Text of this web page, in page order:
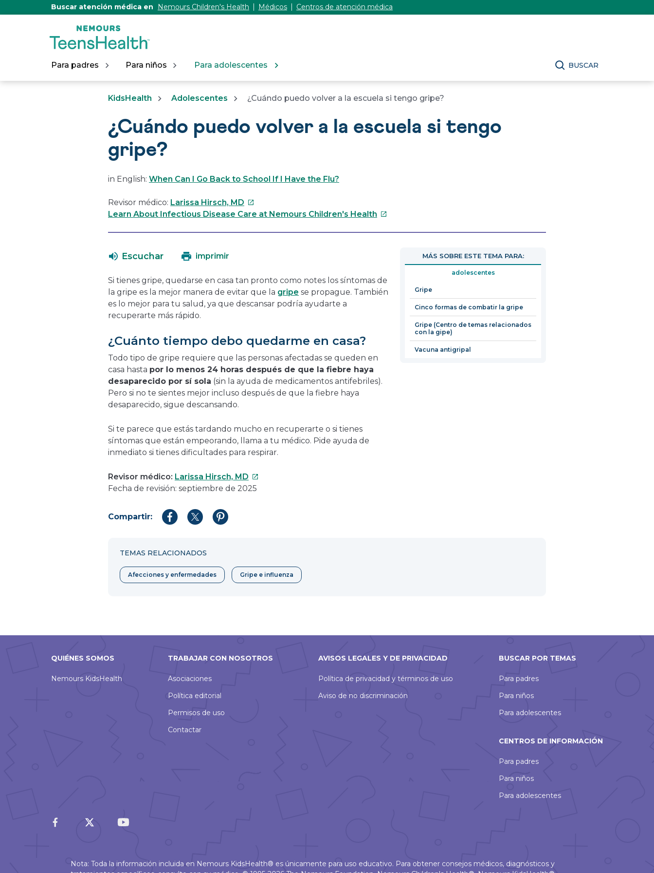
Buscar atención médica en Nemours Children's Health Médicos Centros de atención médica
Para padres Para niños Para adolescentes BUSCAR
KidsHealth Adolescentes ¿Cuándo puedo volver a la escuela si tengo gripe?
¿Cuándo puedo volver a la escuela si tengo
gripe?
in English: When Can I Go Back to School If I Have the Flu?
Revisor médico: Larissa Hirsch, MD Este
enlace
ventana
Learn About Infectious Disease Care at Nemours Children's Health Este
nueva
ventana
Escuchar imprimir
Si tienes gripe, quedarse en casa tan pronto como notes los síntomas de
la gripe es la mejor manera de evitar que la gripe se propague. También
es lo mejor para tu salud, ya que descansar podría ayudarte a
recuperarte más rápido.
¿Cuánto tiempo debo quedarme en casa?
Todo tipo de gripe requiere que las personas afectadas se queden en
casa hasta por lo menos 24 horas después de que la fiebre haya
desaparecido por sí sola (sin la ayuda de medicamentos antifebriles).
Pero si no te sientes mejor incluso después de que la fiebre haya
desaparecido, sigue descansando.
Si te parece que estás tardando mucho en recuperarte o si tienes
síntomas que están empeorando, llama a tu médico. Pide ayuda de
inmediato si tienes dificultades para respirar.
Revisor médico: Larissa Hirsch, MD Este
enlace
Fecha de revisión: septiembre de 2025
MÁS SOBRE ESTE TEMA PARA:
adolescentes
Gripe
Cinco formas de combatir la gripe
Gripe (Centro de temas relacionados
con la gipe)
Vacuna antigripal
Compartir:
CompartirCompartirCompartir
TEMAS RELACIONADOS
Afecciones y enfermedades Gripe e influenza
QUIÉNES SOMOS
Nemours KidsHealth
TRABAJAR CON NOSOTROS
Asociaciones
Política editorial
Permisos de uso
Contactar
AVISOS LEGALES Y DE PRIVACIDAD
Política de privacidad y términos de uso
Aviso de no discriminación
BUSCAR POR TEMAS
Para padres
Para niños
Para adolescentes
CENTROS DE INFORMACIÓN
Para padres
Para niños
Para adolescentes
Nota: Toda la información incluida en Nemours KidsHealth® es únicamente para uso educativo. Para obtener consejos médicos, diagnósticos y